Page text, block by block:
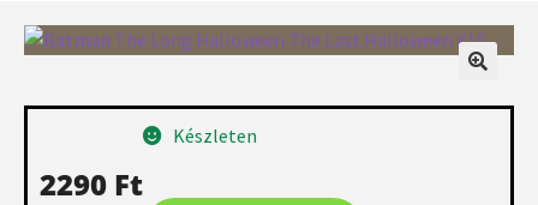
2290 Ft
Készleten